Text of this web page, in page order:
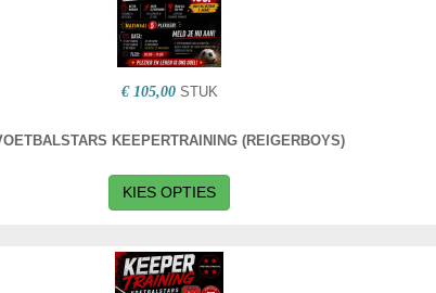
€ 105,00 STUK
KEEPERTRAINING (REIGERBOYS)
KIES OPTIES